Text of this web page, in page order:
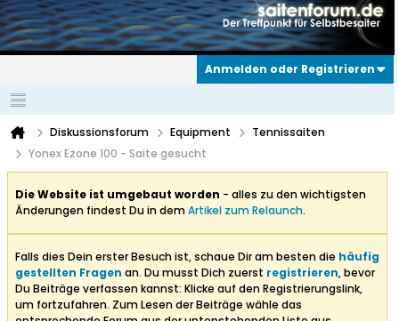
Anmelden oder Registrieren
Diskussionsforum Equipment
Tennissaiten
Yonex Ezone 100 - Saite gesucht
Die Website ist umgebaut worden - alles zu den wichtigsten
Änderungen findest Du in demArtikel zum Relaunch.
Falls dies Dein erster Besuch ist, schaue Dir am besten die häufig
gestellten Fragen an. Du musst Dich zuerst registrieren, bevor
Du Beiträge verfassen kannst: Klicke auf den Registrierungslink,
um fortzufahren. Zum Lesen der Beiträge wähle das